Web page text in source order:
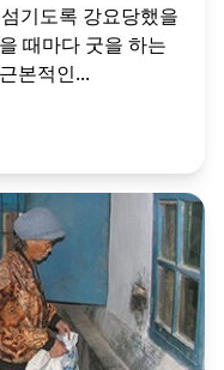
기도록 강요당했을
때마다 굿을 하는
본적인...